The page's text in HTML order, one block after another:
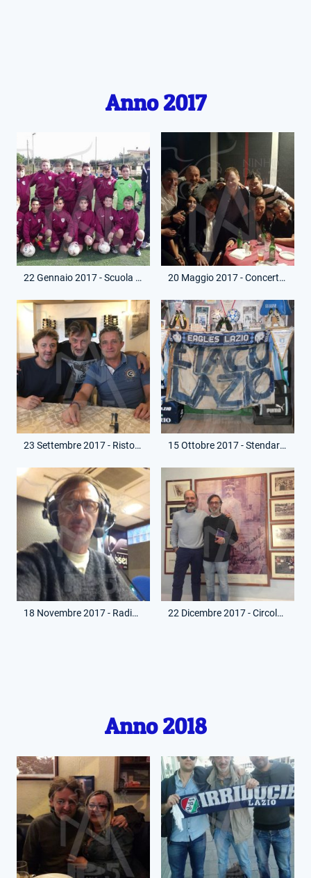
Anno 2017
22 Gennaio 2017 - Scuola Calcio Football Club Frascati- Con Paolo Pochesci 20 Maggio 2017 - Concerto Francesco Scarcelli - Gruppo con Paolo Pochesci
23 Settembre 2017 - Ristorante Al Campione Bologna - Con Beppe Signori e Fabio Poli 15 Ottobre 2017 - Stendardo Museo - Alessandro Nicoloso Eiaculazio
18 Novembre 2017 - RadioSei - Trasmissione Quelli che hanno portato il calcio a Roma 22 Dicembre 2017 - Circolo Canottieri Lazio - Con Federico Eichberg
Anno 2018